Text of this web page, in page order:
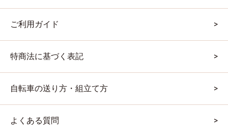
ご利用ガイド
特商法に基づく表記
自転車の送り方・組立て方
よくある質問